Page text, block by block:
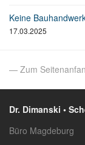
Keine
17.03.2025
— Zum
Dr. Dimanski •
Büro Magdeburg